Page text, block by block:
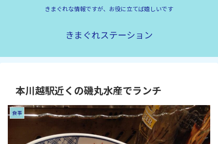
きまぐれな情報ですが、お役に立てば嬉しいです
きまぐれステーション
本川越駅近くの磯丸水産でランチ
食事